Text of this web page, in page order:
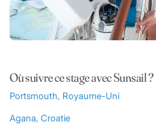
Où suivre ce stage avec Sunsail ?
Portsmouth, Royaume-Uni
Agana, Croatie